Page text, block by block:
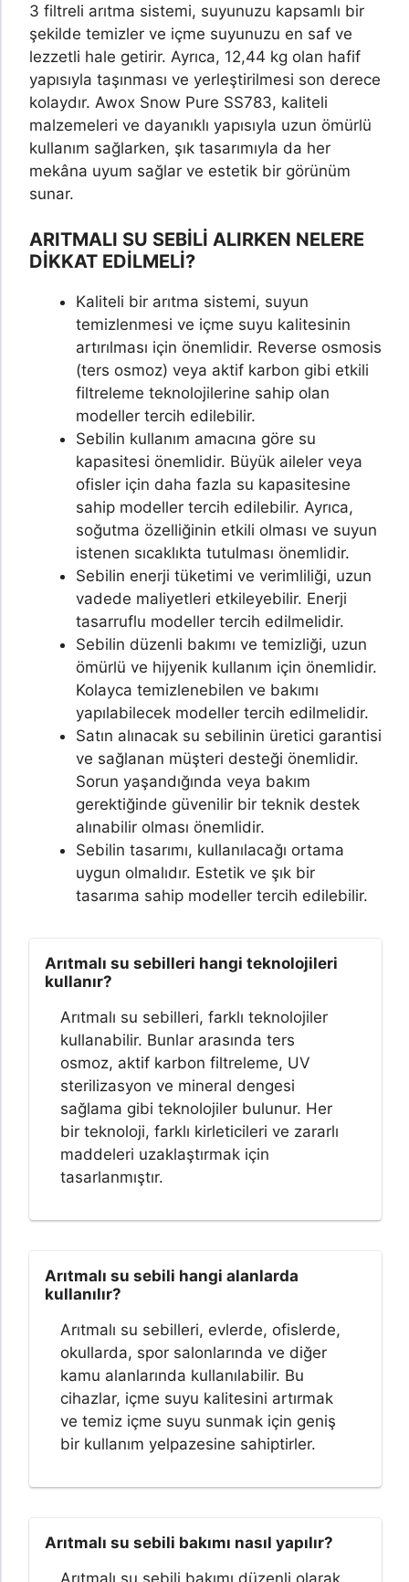
3 filtreli arıtma sistemi, suyunuzu kapsamlı bir
şekilde temizler ve içme suyunuzu en saf ve
lezzetli hale getirir. Ayrıca, 12,44 kg olan hafif
yapısıyla taşınması ve yerleştirilmesi son derece
kolaydır. Awox Snow Pure SS783, kaliteli
malzemeleri ve dayanıklı yapısıyla uzun ömürlü
kullanım sağlarken, şık tasarımıyla da her
mekâna uyum sağlar ve estetik bir görünüm
sunar.
ARITMALI SU SEBİLİ ALIRKEN NELERE
DİKKAT EDİLMELİ?
Kaliteli bir arıtma sistemi, suyun
temizlenmesi ve içme suyu kalitesinin
artırılması için önemlidir. Reverse osmosis
(ters osmoz) veya aktif karbon gibi etkili
filtreleme teknolojilerine sahip olan
modeller tercih edilebilir.
Sebilin kullanım amacına göre su
kapasitesi önemlidir. Büyük aileler veya
ofisler için daha fazla su kapasitesine
sahip modeller tercih edilebilir. Ayrıca,
soğutma özelliğinin etkili olması ve suyun
istenen sıcaklıkta tutulması önemlidir.
Sebilin enerji tüketimi ve verimliliği, uzun
vadede maliyetleri etkileyebilir. Enerji
tasarruflu modeller tercih edilmelidir.
Sebilin düzenli bakımı ve temizliği, uzun
ömürlü ve hijyenik kullanım için önemlidir.
Kolayca temizlenebilen ve bakımı
yapılabilecek modeller tercih edilmelidir.
Satın alınacak su sebilinin üretici garantisi
ve sağlanan müşteri desteği önemlidir.
Sorun yaşandığında veya bakım
gerektiğinde güvenilir bir teknik destek
alınabilir olması önemlidir.
Sebilin tasarımı, kullanılacağı ortama
uygun olmalıdır. Estetik ve şık bir
tasarıma sahip modeller tercih edilebilir.
Arıtmalı su sebilleri hangi teknolojileri
kullanır?
Arıtmalı su sebilleri, farklı teknolojiler
kullanabilir. Bunlar arasında ters
osmoz, aktif karbon filtreleme, UV
sterilizasyon ve mineral dengesi
sağlama gibi teknolojiler bulunur. Her
bir teknoloji, farklı kirleticileri ve zararlı
maddeleri uzaklaştırmak için
tasarlanmıştır.
Arıtmalı su sebili hangi alanlarda
kullanılır?
Arıtmalı su sebilleri, evlerde, ofislerde,
okullarda, spor salonlarında ve diğer
kamu alanlarında kullanılabilir. Bu
cihazlar, içme suyu kalitesini artırmak
ve temiz içme suyu sunmak için geniş
bir kullanım yelpazesine sahiptirler.
Arıtmalı su sebili bakımı nasıl yapılır?